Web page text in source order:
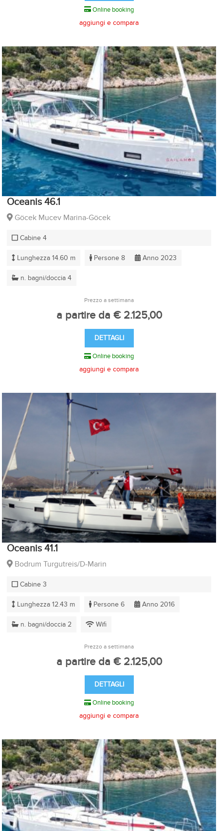
Online booking
aggiungi e compara
Oceanis 46.1
Göcek Mucev Marina-Göcek
Cabine 4
Lunghezza 14.60 m Persone 8 Anno 2023
n. bagni/doccia 4
Prezzo a settimana
a partire da € 2.125,00
DETTAGLI
Online booking
aggiungi e compara
Oceanis 41.1
Bodrum Turgutreis/D-Marin
Cabine 3
Lunghezza 12.43 m Persone 6 Anno 2016
n. bagni/doccia 2 Wifi
Prezzo a settimana
a partire da € 2.125,00
DETTAGLI
Online booking
aggiungi e compara